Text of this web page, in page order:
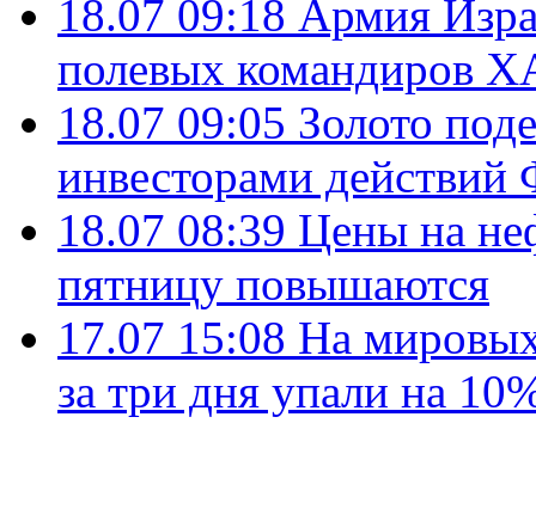
18.07 09:18 Армия
полевых командиров
18.07 09:05 Золото
инвесторами
18.07 08:39 Цены на
пятницу повышаются
17.07 15:08 На
за три дня упали на